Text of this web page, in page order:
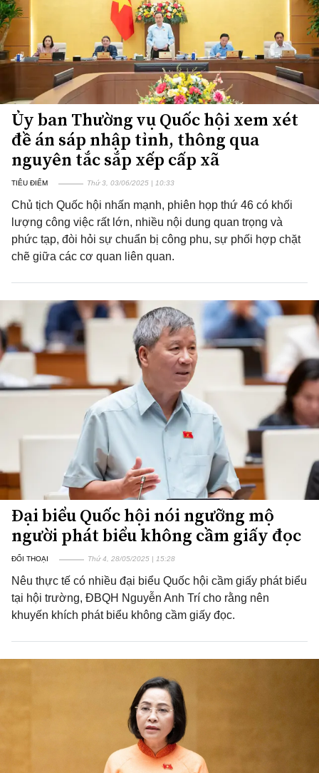
Ủy ban Thường vụ Quốc hội xem xét
đề án sáp nhập tỉnh, thông qua
nguyên tắc sắp xếp cấp xã
TIÊU ĐIỂM Thứ 3, 03/06/2025 | 10:33
Chủ tịch Quốc hội nhấn mạnh, phiên họp thứ 46 có khối
lượng công việc rất lớn, nhiều nội dung quan trọng và
phức tạp, đòi hỏi sự chuẩn bị công phu, sự phối hợp chặt
chẽ giữa các cơ quan liên quan.
Đại biểu Quốc hội nói ngưỡng mộ
người phát biểu không cầm giấy đọc
ĐỐI THOẠI Thứ 4, 28/05/2025 | 15:28
Nêu thực tế có nhiều đại biểu Quốc hội cầm giấy phát biểu
tại hội trường, ĐBQH Nguyễn Anh Trí cho rằng nên
khuyến khích phát biểu không cầm giấy đọc.